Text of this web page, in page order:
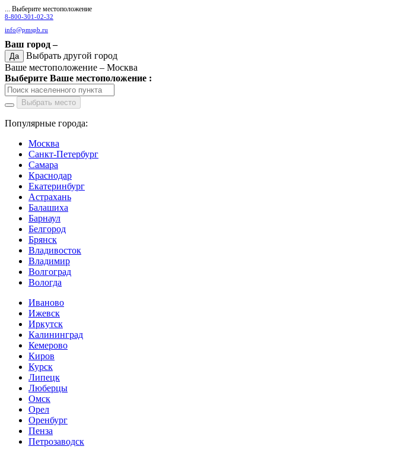
... Выберите местоположение
8-800-301-02-32
info@pmspb.ru
Ваш город –
Да
Выбрать другой город
Ваше местоположение – Москва
Выберите Ваше местоположение :
Выбрать место
Популярные города:
Москва
Санкт-Петербург
Самара
Краснодар
Екатеринбург
Астрахань
Балашиха
Барнаул
Белгород
Брянск
Владивосток
Владимир
Волгоград
Вологда
Иваново
Ижевск
Иркутск
Калининград
Кемерово
Киров
Курск
Липецк
Люберцы
Омск
Орел
Оренбург
Пенза
Петрозаводск